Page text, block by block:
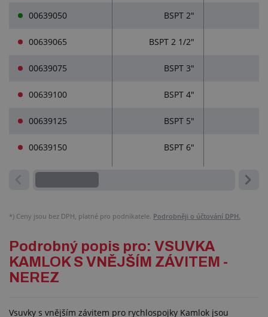
00639050 BSPT 2"
00639065 BSPT 2 1/2"
00639075 BSPT 3"
00639100 BSPT 4"
00639125 BSPT 5"
00639150 BSPT 6"
*) Ceny jsou bez DPH, platné pro podnikatele. Podrobněji o účtování DPH.
Podrobný popis pro: VSUVKA
KAMLOK S VNĚJŠÍM ZÁVITEM -
NEREZ
Vsuvky s vnějším závitem pro rychlospojky Kamlok jsou